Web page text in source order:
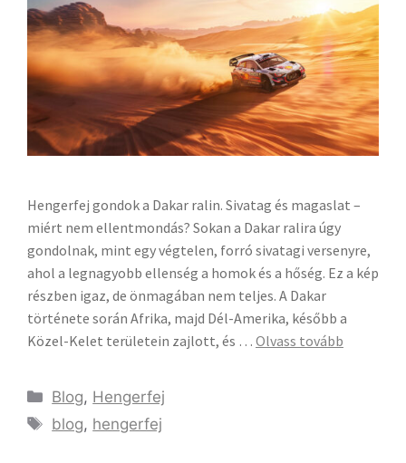
Hengerfej gondok a Dakar ralin. Sivatag és magaslat –
miért nem ellentmondás? Sokan a Dakar ralira úgy
gondolnak, mint egy végtelen, forró sivatagi versenyre,
ahol a legnagyobb ellenség a homok és a hőség. Ez a kép
részben igaz, de önmagában nem teljes. A Dakar
története során Afrika, majd Dél-Amerika, később a
Közel-Kelet területein zajlott, és … Olvass tovább
Blog, Hengerfej
blog, hengerfej